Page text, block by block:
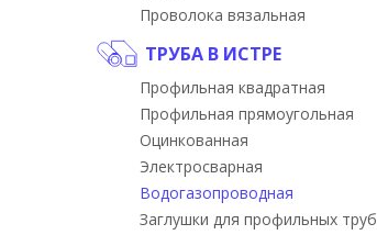
Проволока вязальная
ТРУБА В ИСТРЕ
Профильная квадратная
Профильная прямоугольная
Оцинкованная
Электросварная
Водогазопроводная
Заглушки для профильных труб